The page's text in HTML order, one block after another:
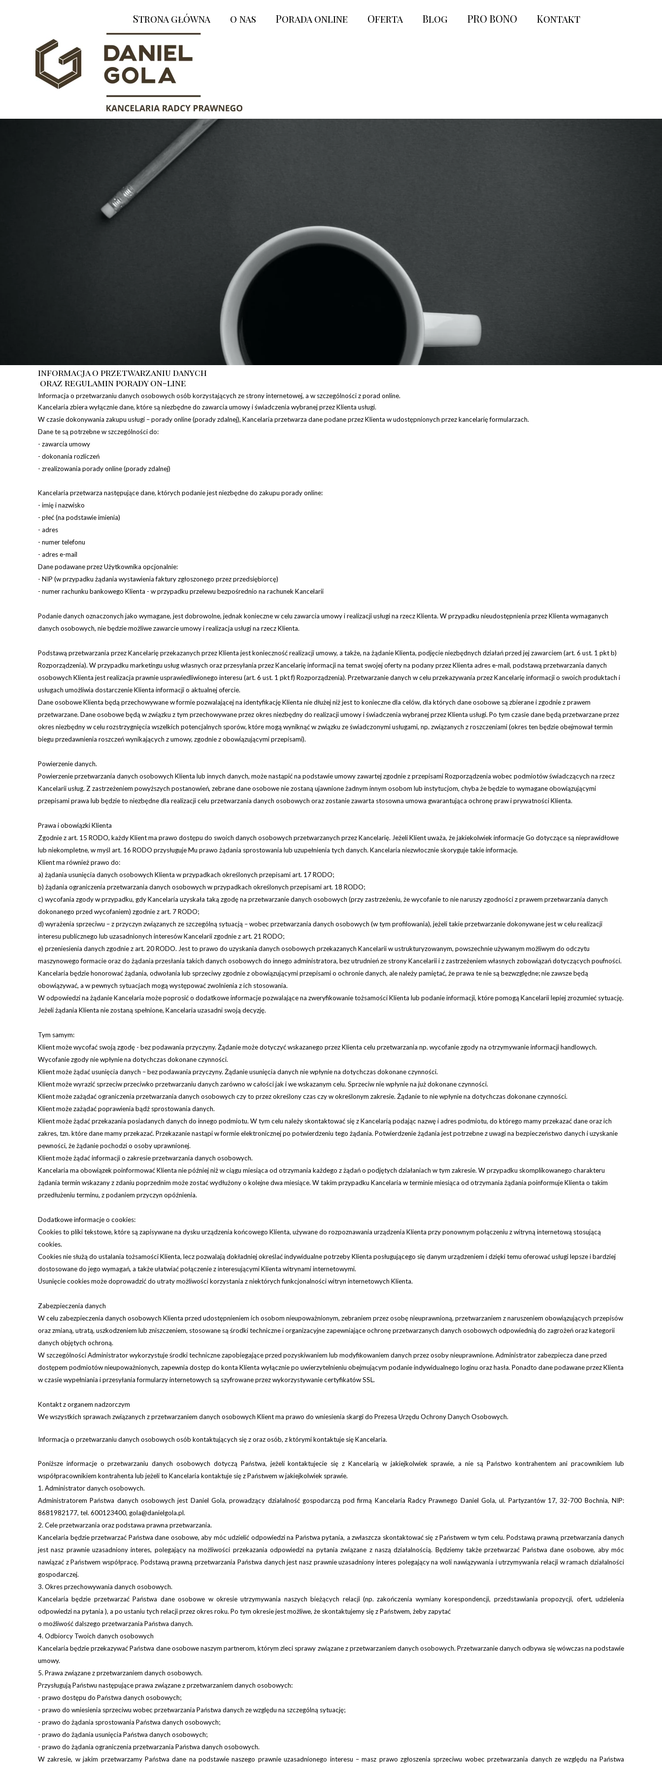
informacja o przetwarzaniu danych
oraz regulamin porady on-line
Informacja o przetwarzaniu danych osobowych osób korzystających ze strony internetowej, a w szczególności z porad online.
Kancelaria zbiera wyłącznie dane, które są niezbędne do zawarcia umowy i świadczenia wybranej przez Klienta usługi.
W czasie dokonywania zakupu usługi – porady online (porady zdalnej), Kancelaria przetwarza dane podane przez Klienta w udostępnionych przez kancelarię formularzach.
Dane te są potrzebne w szczególności do:
- zawarcia umowy
- dokonania rozliczeń
- zrealizowania porady online (porady zdalnej)
Kancelaria przetwarza następujące dane, których podanie jest niezbędne do zakupu porady online:
- imię i nazwisko
- płeć (na podstawie imienia)
- adres
- numer telefonu
- adres e-mail
Dane podawane przez Użytkownika opcjonalnie:
- NIP (w przypadku żądania wystawienia faktury zgłoszonego przez przedsiębiorcę)
- numer rachunku bankowego Klienta - w przypadku przelewu bezpośrednio na rachunek Kancelarii
Podanie danych oznaczonych jako wymagane, jest dobrowolne, jednak konieczne w celu zawarcia umowy i realizacji usługi na rzecz Klienta. W przypadku nieudostępnienia przez Klienta wymaganych
danych osobowych, nie będzie możliwe zawarcie umowy i realizacja usługi na rzecz Klienta.
Podstawą przetwarzania przez Kancelarię przekazanych przez Klienta jest konieczność realizacji umowy, a także, na żądanie Klienta, podjęcie niezbędnych działań przed jej zawarciem (art. 6 ust. 1 pkt b)
Rozporządzenia). W przypadku marketingu usług własnych oraz przesyłania przez Kancelarię informacji na temat swojej oferty na podany przez Klienta adres e-mail, podstawą przetwarzania danych
osobowych Klienta jest realizacja prawnie usprawiedliwionego interesu (art. 6 ust. 1 pkt f) Rozporządzenia). Przetwarzanie danych w celu przekazywania przez Kancelarię informacji o swoich produktach i
usługach umożliwia dostarczenie Klienta informacji o aktualnej ofercie.
Dane osobowe Klienta będą przechowywane w formie pozwalającej na identyfikację Klienta nie dłużej niż jest to konieczne dla celów, dla których dane osobowe są zbierane i zgodnie z prawem
przetwarzane. Dane osobowe będą w związku z tym przechowywane przez okres niezbędny do realizacji umowy i świadczenia wybranej przez Klienta usługi. Po tym czasie dane będą przetwarzane przez
okres niezbędny w celu rozstrzygnięcia wszelkich potencjalnych sporów, które mogą wyniknąć w związku ze świadczonymi usługami, np. związanych z roszczeniami (okres ten będzie obejmował termin
biegu przedawnienia roszczeń wynikających z umowy, zgodnie z obowiązującymi przepisami).
Powierzenie danych.
Powierzenie przetwarzania danych osobowych Klienta lub innych danych, może nastąpić na podstawie umowy zawartej zgodnie z przepisami Rozporządzenia wobec podmiotów świadczących na rzecz
Kancelarii usług. Z zastrzeżeniem powyższych postanowień, zebrane dane osobowe nie zostaną ujawnione żadnym innym osobom lub instytucjom, chyba że będzie to wymagane obowiązującymi
przepisami prawa lub będzie to niezbędne dla realizacji celu przetwarzania danych osobowych oraz zostanie zawarta stosowna umowa gwarantująca ochronę praw i prywatności Klienta.
Prawa i obowiązki Klienta
Zgodnie z art. 15 RODO, każdy Klient ma prawo dostępu do swoich danych osobowych przetwarzanych przez Kancelarię. Jeżeli Klient uważa, że jakiekolwiek informacje Go dotyczące są nieprawidłowe
lub niekompletne, w myśl art. 16 RODO przysługuje Mu prawo żądania sprostowania lub uzupełnienia tych danych. Kancelaria niezwłocznie skoryguje takie informacje.
Klient ma również prawo do:
a) żądania usunięcia danych osobowych Klienta w przypadkach określonych przepisami art. 17 RODO;
b) żądania ograniczenia przetwarzania danych osobowych w przypadkach określonych przepisami art. 18 RODO;
c) wycofania zgody w przypadku, gdy Kancelaria uzyskała taką zgodę na przetwarzanie danych osobowych (przy zastrzeżeniu, że wycofanie to nie naruszy zgodności z prawem przetwarzania danych
dokonanego przed wycofaniem) zgodnie z art. 7 RODO;
d) wyrażenia sprzeciwu – z przyczyn związanych ze szczególną sytuacją – wobec przetwarzania danych osobowych (w tym profilowania), jeżeli takie przetwarzanie dokonywane jest w celu realizacji
interesu publicznego lub uzasadnionych interesów Kancelarii zgodnie z art. 21 RODO;
e) przeniesienia danych zgodnie z art. 20 RODO. Jest to prawo do uzyskania danych osobowych przekazanych Kancelarii w ustrukturyzowanym, powszechnie używanym możliwym do odczytu
maszynowego formacie oraz do żądania przesłania takich danych osobowych do innego administratora, bez utrudnień ze strony Kancelarii i z zastrzeżeniem własnych zobowiązań dotyczących poufności.
Kancelaria będzie honorować żądania, odwołania lub sprzeciwy zgodnie z obowiązującymi przepisami o ochronie danych, ale należy pamiętać, że prawa te nie są bezwzględne; nie zawsze będą
obowiązywać, a w pewnych sytuacjach mogą występować zwolnienia z ich stosowania.
W odpowiedzi na żądanie Kancelaria może poprosić o dodatkowe informacje pozwalające na zweryfikowanie tożsamości Klienta lub podanie informacji, które pomogą Kancelarii lepiej zrozumieć sytuację.
Jeżeli żądania Klienta nie zostaną spełnione, Kancelaria uzasadni swoją decyzję.
Tym samym:
Klient może wycofać swoją zgodę - bez podawania przyczyny. Żądanie może dotyczyć wskazanego przez Klienta celu przetwarzania np. wycofanie zgody na otrzymywanie informacji handlowych.
Wycofanie zgody nie wpłynie na dotychczas dokonane czynności.
Klient może żądać usunięcia danych – bez podawania przyczyny. Żądanie usunięcia danych nie wpłynie na dotychczas dokonane czynności.
Klient może wyrazić sprzeciw przeciwko przetwarzaniu danych zarówno w całości jak i we wskazanym celu. Sprzeciw nie wpłynie na już dokonane czynności.
Klient może zażądać ograniczenia przetwarzania danych osobowych czy to przez określony czas czy w określonym zakresie. Żądanie to nie wpłynie na dotychczas dokonane czynności.
Klient może zażądać poprawienia bądź sprostowania danych.
Klient może żądać przekazania posiadanych danych do innego podmiotu. W tym celu należy skontaktować się z Kancelarią podając nazwę i adres podmiotu, do którego mamy przekazać dane oraz ich
zakres, tzn. które dane mamy przekazać. Przekazanie nastąpi w formie elektronicznej po potwierdzeniu tego żądania. Potwierdzenie żądania jest potrzebne z uwagi na bezpieczeństwo danych i uzyskanie
pewności, że żądanie pochodzi o osoby uprawnionej.
Klient może żądać informacji o zakresie przetwarzania danych osobowych.
Kancelaria ma obowiązek poinformować Klienta nie później niż w ciągu miesiąca od otrzymania każdego z żądań o podjętych działaniach w tym zakresie. W przypadku skomplikowanego charakteru
żądania termin wskazany z zdaniu poprzednim może zostać wydłużony o kolejne dwa miesiące. W takim przypadku Kancelaria w terminie miesiąca od otrzymania żądania poinformuje Klienta o takim
przedłużeniu terminu, z podaniem przyczyn opóźnienia.
Dodatkowe informacje o cookies:
Cookies to pliki tekstowe, które są zapisywane na dysku urządzenia końcowego Klienta, używane do rozpoznawania urządzenia Klienta przy ponownym połączeniu z witryną internetową stosującą
cookies.
Cookies nie służą do ustalania tożsamości Klienta, lecz pozwalają dokładniej określać indywidualne potrzeby Klienta posługującego się danym urządzeniem i dzięki temu oferować usługi lepsze i bardziej
dostosowane do jego wymagań, a także ułatwiać połączenie z interesującymi Klienta witrynami internetowymi.
Usunięcie cookies może doprowadzić do utraty możliwości korzystania z niektórych funkcjonalności witryn internetowych Klienta.
Zabezpieczenia danych
W celu zabezpieczenia danych osobowych Klienta przed udostępnieniem ich osobom nieupoważnionym, zebraniem przez osobę nieuprawnioną, przetwarzaniem z naruszeniem obowiązujących przepisów
oraz zmianą, utratą, uszkodzeniem lub zniszczeniem, stosowane są środki techniczne i organizacyjne zapewniające ochronę przetwarzanych danych osobowych odpowiednią do zagrożeń oraz kategorii
danych objętych ochroną.
W szczególności Administrator wykorzystuje środki techniczne zapobiegające przed pozyskiwaniem lub modyfikowaniem danych przez osoby nieuprawnione. Administrator zabezpiecza dane przed
dostępem podmiotów nieupoważnionych, zapewnia dostęp do konta Klienta wyłącznie po uwierzytelnieniu obejmującym podanie indywidualnego loginu oraz hasła. Ponadto dane podawane przez Klienta
w czasie wypełniania i przesyłania formularzy internetowych są szyfrowane przez wykorzystywanie certyfikatów SSL.
Kontakt z organem nadzorczym
We wszystkich sprawach związanych z przetwarzaniem danych osobowych Klient ma prawo do wniesienia skargi do Prezesa Urzędu Ochrony Danych Osobowych.
Informacja o przetwarzaniu danych osobowych osób kontaktujących się z oraz osób, z którymi kontaktuje się Kancelaria.
Poniższe informacje o przetwarzaniu danych osobowych dotyczą Państwa, jeżeli kontaktujecie się z Kancelarią w jakiejkolwiek sprawie, anie są Państwo kontrahentem anipracownikiem lub
współpracownikiem kontrahenta lub jeżeli to Kancelaria kontaktuje się z Państwem w jakiejkolwiek sprawie.
1. Administrator danych osobowych.
Administratorem Państwa danych osobowych jest Daniel Gola, prowadzący działalność gospodarczą pod firmą Kancelaria Radcy Prawnego Daniel Gola, ul. Partyzantów 17, 32-700 Bochnia, NIP:
8681982177, tel. 600123400, gola@danielgola.pl.
2. Cele przetwarzania oraz podstawa prawna przetwarzania.
Kancelaria będzie przetwarzać Państwa dane osobowe, aby móc udzielić odpowiedzi na Państwa pytania, a zwłaszcza skontaktować się zPaństwem w tym celu. Podstawą prawną przetwarzania danych
jest nasz prawnie uzasadniony interes, polegający na możliwości przekazania odpowiedzi na pytania związane z naszą działalnością. Będziemy także przetwarzać Państwa dane osobowe, aby móc
nawiązać zPaństwem współpracę. Podstawą prawną przetwarzania Państwa danych jest nasz prawnie uzasadniony interes polegający nawoli nawiązywania i utrzymywania relacji w ramach działalności
gospodarczej.
3. Okres przechowywania danych osobowych.
Kancelaria będzie przetwarzać Państwa dane osobowe w okresie utrzymywania naszych bieżących relacji (np.zakończenia wymiany korespondencji, przedstawiania propozycji, ofert, udzielenia
odpowiedzi na pytania ), a po ustaniu tych relacji przez okres roku. Po tym okresiejest możliwe, że skontaktujemy się z Państwem, żeby zapytać
o możliwość dalszego przetwarzania Państwa danych.
4. Odbiorcy Twoich danych osobowych
Kancelaria będzie przekazywać Państwa daneosobowe naszym partnerom, którym zleci sprawy związane z przetwarzaniem danych osobowych. Przetwarzanie danych odbywa się wówczas na podstawie
umowy.
5. Prawa związane z przetwarzaniem danych osobowych.
Przysługują Państwu następujące prawa związane z przetwarzaniem danych osobowych:
- prawo dostępu do Państwa danych osobowych;
- prawo do wniesienia sprzeciwu wobec przetwarzania Państwa danych ze względu na szczególną sytuację;
- prawo do żądania sprostowania Państwa danych osobowych;
- prawo do żądania usunięcia Państwa danych osobowych;
- prawo do żądania ograniczenia przetwarzania Państwa danych osobowych.
W zakresie, w jakim przetwarzamy Państwa dane na podstawie naszego prawnie uzasadnionego interesu – masz prawo zgłoszenia sprzeciwu wobec przetwarzania danych ze względu na Państwa
Strona główna o nas Porada online Oferta Blog PRO BONO Kontakt